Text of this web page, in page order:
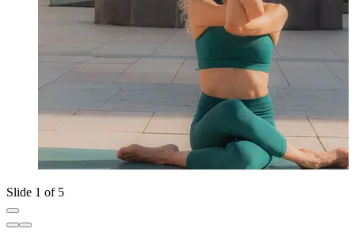
Slide 1 of 5